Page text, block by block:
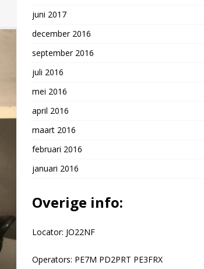
juni 2017
december 2016
september 2016
juli 2016
mei 2016
april 2016
maart 2016
februari 2016
januari 2016
Overige info:
Locator: JO22NF
Operators: PE7M PD2PRT PE3FRX